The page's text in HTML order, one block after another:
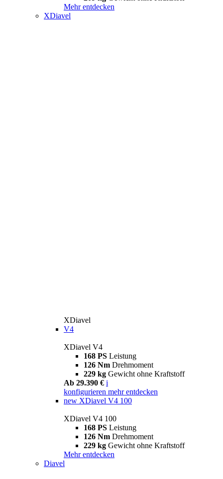
Mehr entdecken
XDiavel
XDiavel
V4
XDiavel V4
168 PS Leistung
126 Nm Drehmoment
229 kg Gewicht ohne Kraftstoff
Ab 29.390 € i
konfigurieren mehr entdecken
new XDiavel V4 100
XDiavel V4 100
168 PS Leistung
126 Nm Drehmoment
229 kg Gewicht ohne Kraftstoff
Mehr entdecken
Diavel